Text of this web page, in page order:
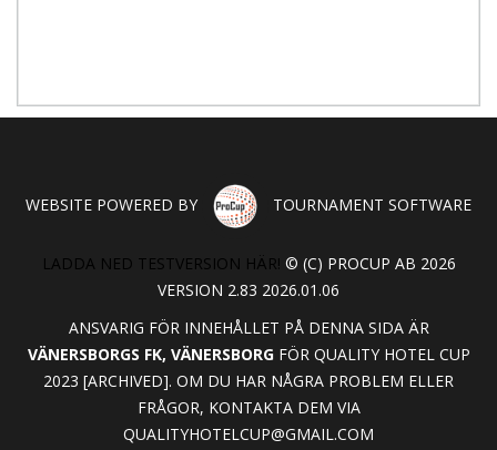
WEBSITE POWERED BY TOURNAMENT SOFTWARE
LADDA NED TESTVERSION HÄR! © (C) PROCUP AB 2026
VERSION 2.83 2026.01.06
ANSVARIG FÖR INNEHÅLLET PÅ DENNA SIDA ÄR
VÄNERSBORGS FK, VÄNERSBORGFÖR QUALITY HOTEL CUP
2023 [ARCHIVED]. OM DU HAR NÅGRA PROBLEM ELLER
FRÅGOR, KONTAKTA DEM VIA
QUALITYHOTELCUP@GMAIL.COM